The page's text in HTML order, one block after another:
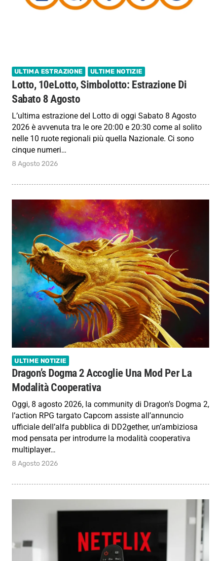
ULTIMA ESTRAZIONE ULTIME NOTIZIE
Lotto, 10eLotto, Simbolotto: Estrazione Di
Sabato 8 Agosto
L’ultima estrazione del Lotto di oggi Sabato 8 Agosto
2026 è avvenuta tra le ore 20:00 e 20:30 come al solito
nelle 10 ruote regionali più quella Nazionale. Ci sono
cinque numeri…
8 Agosto 2026
ULTIME NOTIZIE
Dragon’s Dogma 2 Accoglie Una Mod Per La
Modalità Cooperativa
Oggi, 8 agosto 2026, la community di Dragon’s Dogma 2,
l’action RPG targato Capcom assiste all’annuncio
ufficiale dell’alfa pubblica di DD2gether, un’ambiziosa
mod pensata per introdurre la modalità cooperativa
multiplayer…
8 Agosto 2026